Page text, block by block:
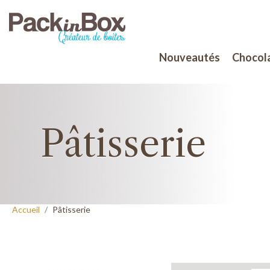
Nouveautés
Pâtisserie
Accueil Pâtisserie